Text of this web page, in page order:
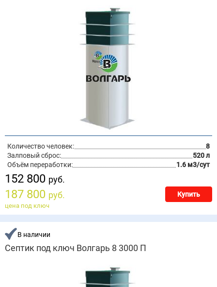
Количество человек:
8
Залповый сброс:
520 л
Объём переработки:
1.6 м3/сут
152 800 руб.
187 800 руб. Купить
цена под ключ
В наличии
Септик под ключ Волгарь 8 3000 П